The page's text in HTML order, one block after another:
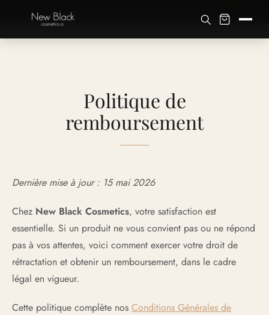
✦ Paiement 100% sécurisé · Visa · Mastercard · Klarna 4×
Politique de
remboursement
Dernière mise à jour : 15 mai 2026
Chez New Black Cosmetics, votre satisfaction est
essentielle. Si un produit ne vous convient pas ou ne répond
pas à vos attentes, voici comment exercer votre droit de
rétractation et obtenir un remboursement, dans le cadre
légal en vigueur.
Cette politique complète nos Conditions Générales de